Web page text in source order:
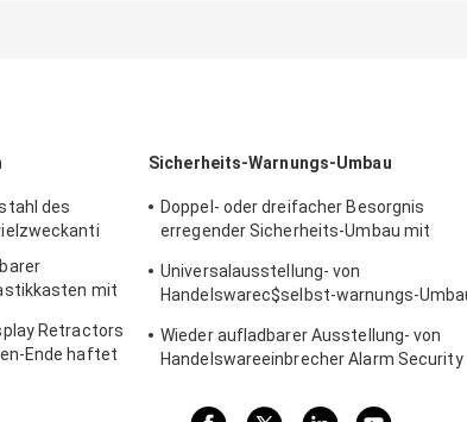
des
mit
Retractors
Ende haftet
Sicherheits-Warnungs-Umbau
Doppel- oder dreifacher Besorgnis
erregender Sicherheits-Umbau mit
Universalausstellung- von
Handelswarec$selbst-warnungs-
Wieder aufladbarer Ausstellung- von
Handelswareeinbrecher Alarm Security